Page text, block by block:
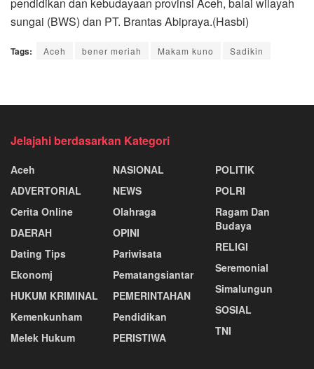
sungai (BWS) dan PT. Brantas Abipraya.(Hasbi)
Tags: Aceh bener meriah Makam kuno Sadikin
Jelajahi berdasarkan Kategori
Aceh
ADVERTORIAL
Cerita Online
DAERAH
Dating Tips
Ekonomj
HUKUM KRIMINAL
Kemenkunham
Melek Hukum
NASIONAL
NEWS
Olahraga
OPINI
Pariwisata
Pematangsiantar
PEMERINTAHAN
Pendidikan
PERISTIWA
POLITIK
POLRI
Ragam Dan
Budaya
RELIGI
Seremonial
Simalungun
SOSIAL
TNI